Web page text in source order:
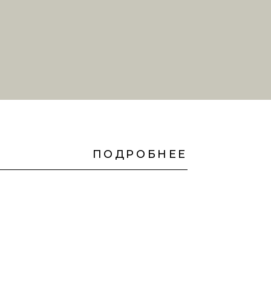
ПОДРОБНЕЕ